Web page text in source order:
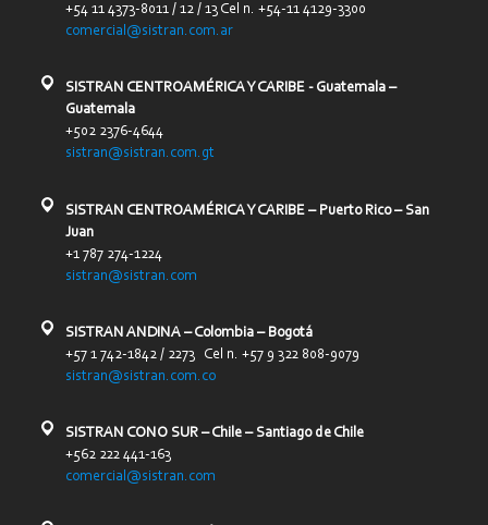
+54 11 4373-8011 / 12 / 13 Cel n. +54-11 4129-3300
comercial@sistran.com.ar
SISTRAN CENTROAMÉRICA Y CARIBE - Guatemala –
Guatemala
+502 2376-4644
sistran@sistran.com.gt
SISTRAN CENTROAMÉRICA Y CARIBE – Puerto Rico – San
Juan
+1 787 274-1224
sistran@sistran.com
SISTRAN ANDINA – Colombia – Bogotá
+57 1 742-1842 / 2273 Cel n. +57 9 322 808-9079
sistran@sistran.com.co
SISTRAN CONO SUR – Chile – Santiago de Chile
+562 222 441-163
comercial@sistran.com